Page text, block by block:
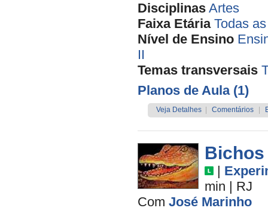
Disciplinas Artes
Faixa Etária Todas
Nível de Ensino
II
Temas transversais
Planos de Aula (1)
Veja Detalhes Comentários
|
min | RJ
Com José Marinho